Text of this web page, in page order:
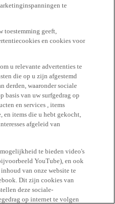
te
toestemming geeft,
en cookies voor
u relevante advertenties te
die op u zijn afgestemd
derden, waaronder sociale
basis van uw surfgedrag op
en services , items
en items die u hebt gekocht,
afgeleid van
te bieden video's
YouTube), en ook
van onze website te
Dit zijn cookies van
deze sociale-
op internet te volgen